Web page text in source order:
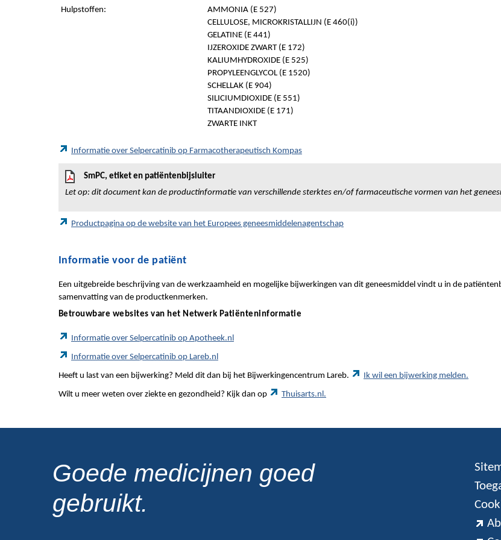
Hulpstoffen:
AMMONIA (E 527)
CELLULOSE, MICROKRISTALLIJN (E 460(i))
GELATINE (E 441)
IJZEROXIDE ZWART (E 172)
KALIUMHYDROXIDE (E 525)
PROPYLEENGLYCOL (E 1520)
SCHELLAK (E 904)
SILICIUMDIOXIDE (E 551)
TITAANDIOXIDE (E 171)
ZWARTE INKT
Informatie over Selpercatinib op Farmacotherapeutisch Kompas
SmPC, etiket en patiëntenbijsluiter
Let op: dit document kan de productinformatie van verschillende sterktes en/of farmaceutische vormen van het
Productpagina op de website van het Europees geneesmiddelenagentschap
Informatie voor de patiënt
Een uitgebreide beschrijving van de werkzaamheid en mogelijke bijwerkingen van dit geneesmiddel vindt u in de
samenvatting van de productkenmerken.
Betrouwbare websites van het Netwerk Patiënteninformatie
Informatie over Selpercatinib op Apotheek.nl
Informatie over Selpercatinib op Lareb.nl
Heeft u last van een bijwerking? Meld dit dan bij het Bijwerkingencentrum Lareb. Ik wil een bijwerking melden.
Wilt u meer weten over ziekte en gezondheid? Kijk dan op Thuisarts.nl.
Goede medicijnen goed
gebruikt.